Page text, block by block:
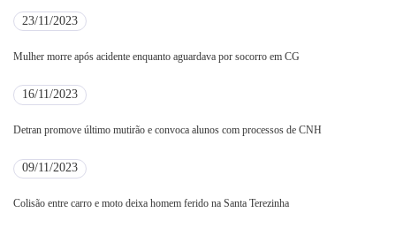
23/11/2023
Mulher morre após acidente enquanto aguardava por socorro em CG
16/11/2023
Detran promove último mutirão e convoca alunos com processos de CNH
09/11/2023
Colisão entre carro e moto deixa homem ferido na Santa Terezinha